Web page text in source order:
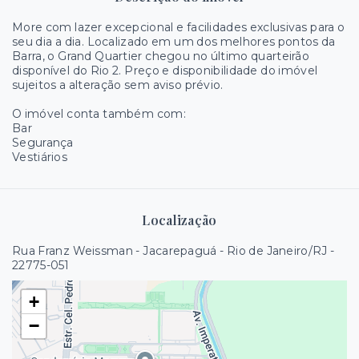
More com lazer excepcional e facilidades exclusivas para o
seu dia a dia. Localizado em um dos melhores pontos da
Barra, o Grand Quartier chegou no último quarteirão
disponível do Rio 2. Preço e disponibilidade do imóvel
sujeitos a alteração sem aviso prévio.
O imóvel conta também com:
Bar
Segurança
Vestiários
Localização
Rua Franz Weissman - Jacarepaguá - Rio de Janeiro/RJ -
22775-051
+
−